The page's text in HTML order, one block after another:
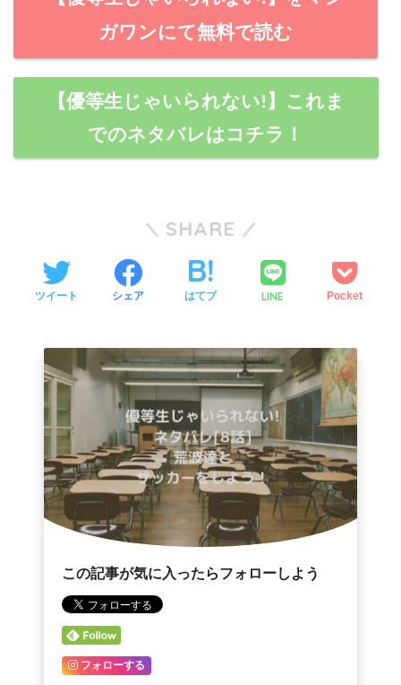
ガワンにて無料で読む
【優等生じゃいられない!】これま
でのネタバレはコチラ！
SHARE
ツイート シェア はてブ LINE Pocket
この記事が気に入ったらフォローしよう
フォローする